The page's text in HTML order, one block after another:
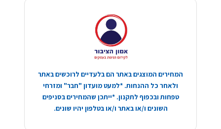
המחירים המוצגים באתר הם בלעדיים לרוכשים באתר
ולאחר כל ההנחות. *למעט מועדון "חבר" ומזרחי
טפחות ובכפוף לתקנון. *ייתכן שהמחירים בסניפים
השונים ו/או באתר ו/או בטלפון יהיו שונים.